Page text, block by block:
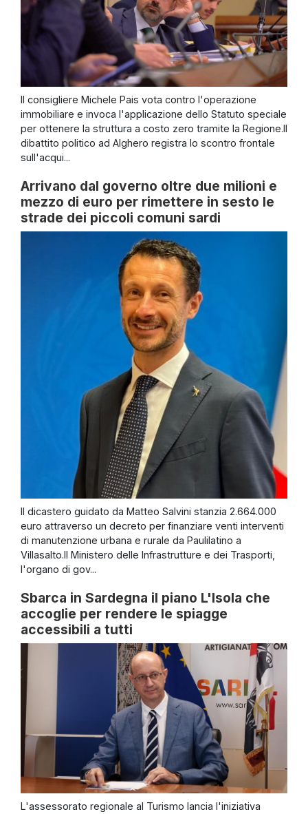
Il consigliere Michele Pais vota contro l'operazione
immobiliare e invoca l'applicazione dello Statuto speciale
per ottenere la struttura a costo zero tramite la Regione.Il
dibattito politico ad Alghero registra lo scontro frontale
sull'acqui...
Arrivano dal governo oltre due milioni e
mezzo di euro per rimettere in sesto le
strade dei piccoli comuni sardi
Il dicastero guidato da Matteo Salvini stanzia 2.664.000
euro attraverso un decreto per finanziare venti interventi
di manutenzione urbana e rurale da Paulilatino a
Villasalto.Il Ministero delle Infrastrutture e dei Trasporti,
l'organo di gov...
Sbarca in Sardegna il piano L'Isola che
accoglie per rendere le spiagge
accessibili a tutti
L'assessorato regionale al Turismo lancia l'iniziativa